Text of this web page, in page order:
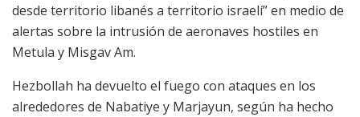
desde territorio libanés a territorio israelí” en medio de
alertas sobre la intrusión de aeronaves hostiles en
Metula y Misgav Am.
Hezbollah ha devuelto el fuego con ataques en los
alrededores de Nabatiye y Marjayun, según ha hecho